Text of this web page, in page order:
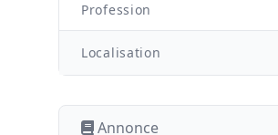
Profession
Localisation
Annonce